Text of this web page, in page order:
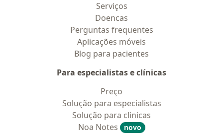
Serviços
Doencas
Perguntas frequentes
Aplicações móveis
Blog para pacientes
Para especialistas e clínicas
Preço
Solução para especialistas
Solução para clinicas
Noa Notes
novo